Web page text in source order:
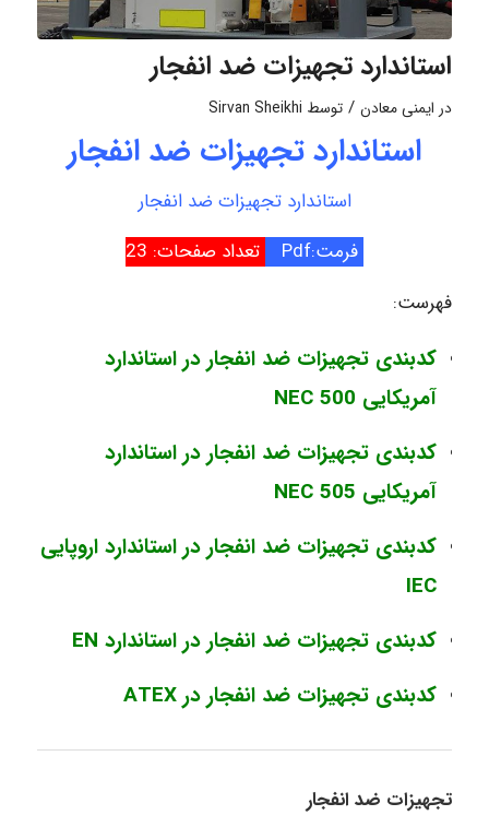
استاندارد تجهیزات ضد انفجار
در ایمنی معادن / توسط Sirvan Sheikhi
استاندارد تجهیزات ضد انفجار
استاندارد تجهیزات ضد انفجار
فرمت:Pdf
تعداد صفحات: 23
فهرست:
کدبندی تجهیزات ضد انفجار در استاندارد
آمریکایی NEC 500
کدبندی تجهیزات ضد انفجار در استاندارد
آمریکایی NEC 505
کدبندی تجهیزات ضد انفجار در استاندارد اروپایی
IEC
کدبندی تجهیزات ضد انفجار در استاندارد EN
کدبندی تجهیزات ضد انفجار در ATEX
تجهیزات ضد انفجار